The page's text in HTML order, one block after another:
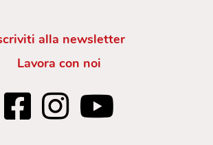
alla newsletter
Lavora con noi